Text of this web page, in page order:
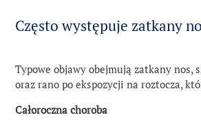
Często występuje zatkany
Typowe objawy obejmują zatkany nos,
oraz rano po ekspozycji na roztocza,
Całoroczna choroba